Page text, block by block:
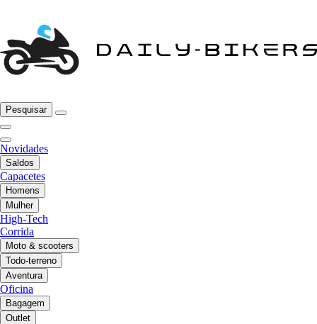
Pesquisar
Novidades
Saldos
Capacetes
Homens
Mulher
High-Tech
Corrida
Moto & scooters
Todo-terreno
Aventura
Oficina
Bagagem
Outlet